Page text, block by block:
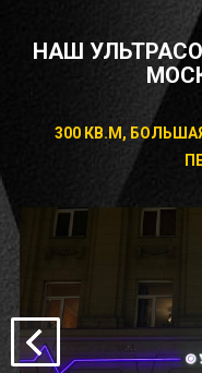
НАШ
300 КВ.М,